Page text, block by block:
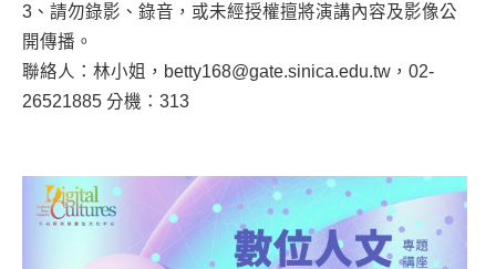
3、請勿錄影、錄音，或未經授權擅將演講內容及影像公
開傳播。
聯絡人：林小姐，betty168@gate.sinica.edu.tw，02-
26521885 分機：313